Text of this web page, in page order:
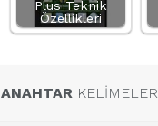
Plus Teknik
Özellikleri
ANAHTAR KELİMELER